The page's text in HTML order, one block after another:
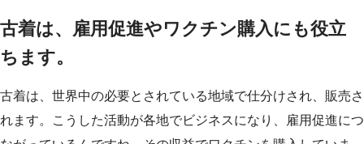
古着は、雇用促進やワクチン購入にも役立
ちます。
古着は、世界中の必要とされている地域で仕分けされ、販売さ
れます。こうした活動が各地でビジネスになり、雇用促進につ